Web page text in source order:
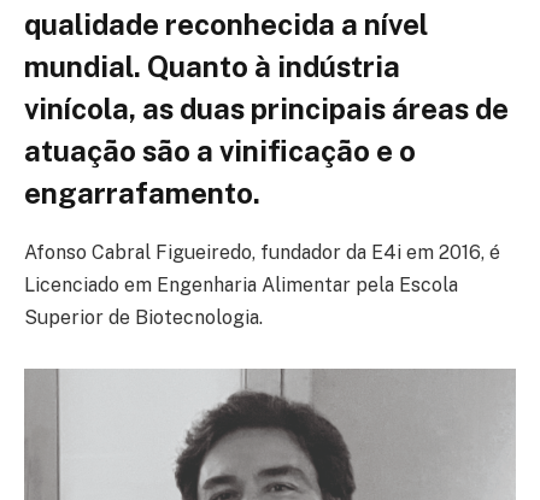
qualidade reconhecida a nível
mundial. Quanto à indústria
vinícola, as duas principais áreas de
atuação são a vinificação e o
engarrafamento.
Afonso Cabral Figueiredo, fundador da E4i em 2016, é
Licenciado em Engenharia Alimentar pela Escola
Superior de Biotecnologia.